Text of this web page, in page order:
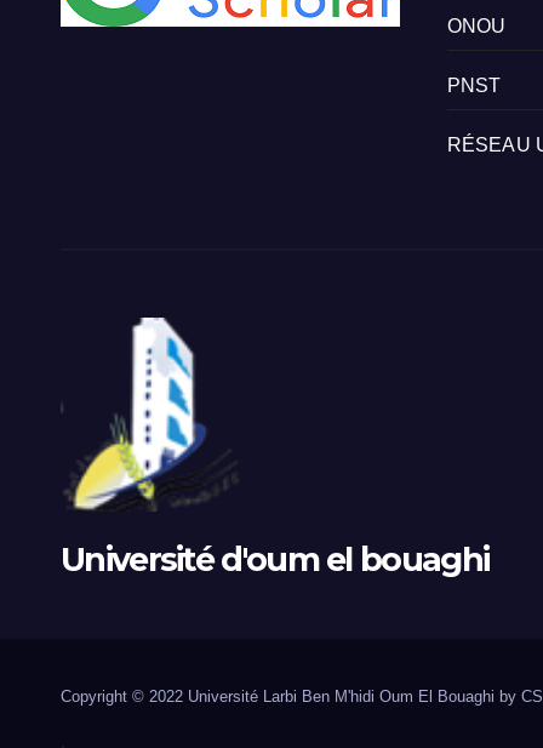
ONOU
PNST
RÉSEAU
Université d'oum el bouaghi
Copyright © 2022 Université Larbi Ben M'hidi Oum El Bouaghi by
.